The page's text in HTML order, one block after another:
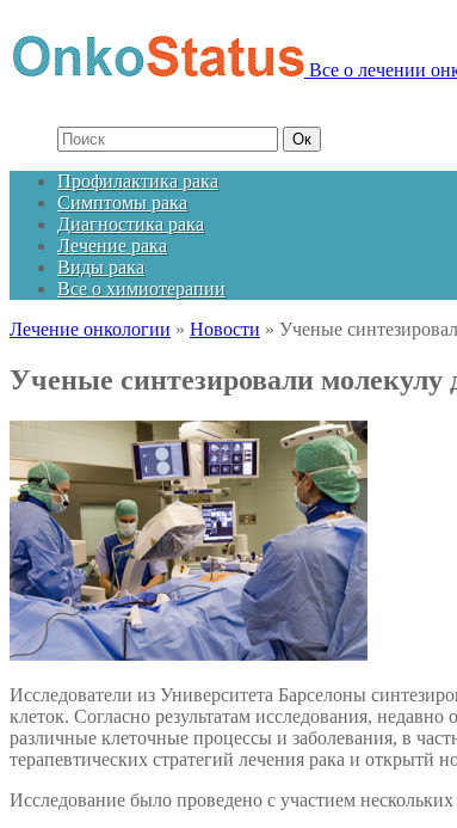
Все о лечении
Профилактика рака
Симптомы рака
Диагностика рака
Лечение рака
Виды рака
Все о химиотерапии
Лечение онкологии » Новости » Ученые
Ученые синтезировали молекулу
Исследователи из Университета Барселоны
клеток. Согласно результатам исследования,
различные клеточные процессы и заболевания, в
терапевтических стратегий лечения рака и открытй
Исследование было проведено с участием